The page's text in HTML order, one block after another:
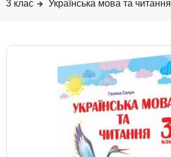
3 клас
Українська мова та читання